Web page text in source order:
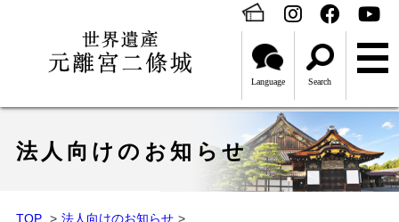
Language Search
法人向けのお知らせ
TOP
法人向けのお知らせ